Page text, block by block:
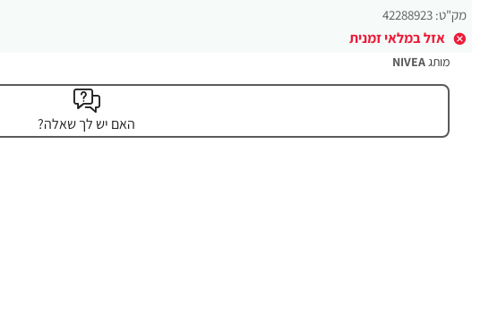
מק"ט: 42288923
אזל במלאי זמנית
מותגNIVEA
האם יש לך שאלה?